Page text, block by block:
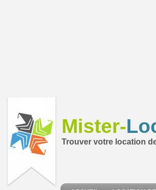
Mister-
Trouver votre location